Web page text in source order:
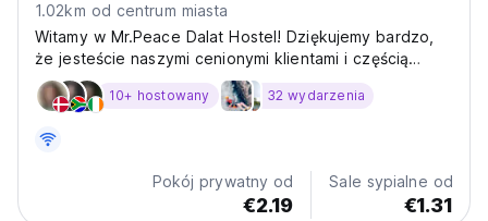
1.02km od centrum miasta
Witamy w Mr.Peace Dalat Hostel! Dziękujemy bardzo,
że jesteście naszymi cenionymi klientami i częścią
naszej (Auto-translated from original language)
10+ hostowany 32 wydarzenia
Pokój prywatny od
€2.19
Sale sypialne od
€1.31